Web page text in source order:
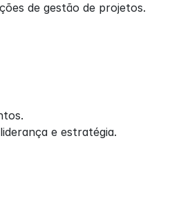
de gestão de projetos.
e estratégia.